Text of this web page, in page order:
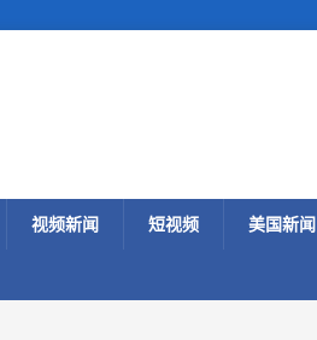
视频新闻 短视频 美国新闻